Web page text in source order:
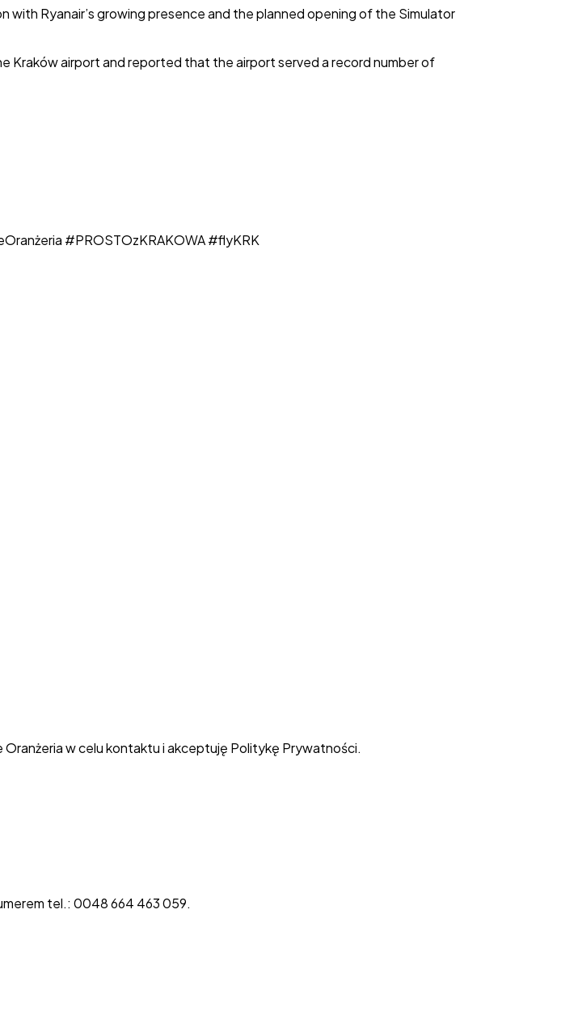
Ryanair’s growing presence and the planned opening of the Simulator
Kraków airport and reported that the airport served a record number of
#PROSTOzKRAKOWA #flyKRK
w celu kontaktu i akceptuję Politykę Prywatności.
tel.: 0048664 463 059.